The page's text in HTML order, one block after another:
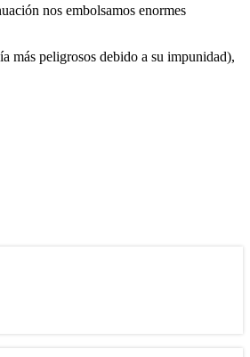
nos embolsamos enormes
más peligrosos debido a su impunidad),